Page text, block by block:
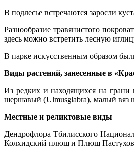
В подлесье встречаются заросли
Разнообразие травянистого
здесь можно встретить лесную
В парке искусственным образом
Виды растений, занесенные в
Из редких и находящихся на грани
шершавый (Ulmusglabra), малый вяз
Местные и реликтовые виды
Дендрофлора Тбилисского
Колхидский плющ и Плющ